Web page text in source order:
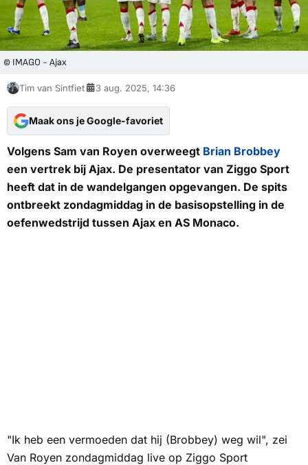
© IMAGO - Ajax
Tim van Sintfiet 3 aug. 2025, 14:36
Maak ons je Google-favoriet
Volgens Sam van Royen overweegt Brian Brobbey
een vertrek bij Ajax. De presentator van Ziggo Sport
heeft dat in de wandelgangen opgevangen. De spits
ontbreekt zondagmiddag in de basisopstelling in de
oefenwedstrijd tussen Ajax en AS Monaco.
"Ik heb een vermoeden dat hij (Brobbey) weg wil", zei
Van Royen zondagmiddag live op Ziggo Sport